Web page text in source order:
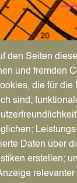
den Seiten
und fremden
die für die
sind;
Daten über
erstellen;
relevanter